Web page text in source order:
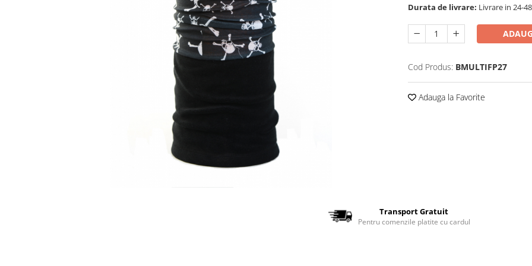
Durata de livrare: Livrare in 24-
Cod Produs: BMULTIFP27
Adauga la Favorite
Transport Gratuit
Pentru comenzile platite cu cardul